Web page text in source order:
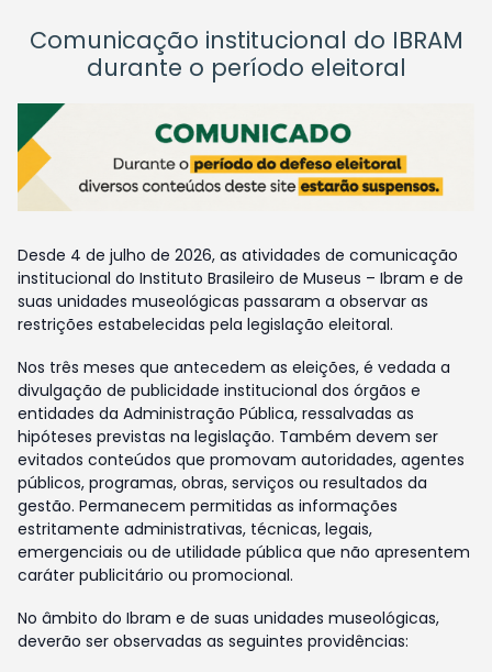
Comunicação institucional do IBRAM
durante o período eleitoral
Desde 4 de julho de 2026, as atividades de comunicação
institucional do Instituto Brasileiro de Museus – Ibram e de
suas unidades museológicas passaram a observar as
restrições estabelecidas pela legislação eleitoral.
Nos três meses que antecedem as eleições, é vedada a
divulgação de publicidade institucional dos órgãos e
entidades da Administração Pública, ressalvadas as
hipóteses previstas na legislação. Também devem ser
evitados conteúdos que promovam autoridades, agentes
públicos, programas, obras, serviços ou resultados da
gestão. Permanecem permitidas as informações
estritamente administrativas, técnicas, legais,
emergenciais ou de utilidade pública que não apresentem
caráter publicitário ou promocional.
No âmbito do Ibram e de suas unidades museológicas,
deverão ser observadas as seguintes providências: